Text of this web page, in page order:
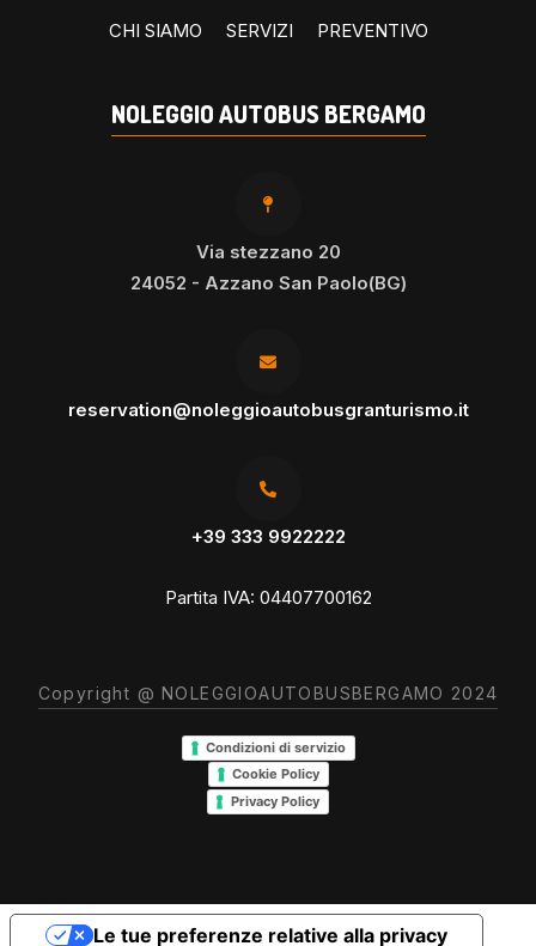
CHI SIAMO SERVIZI PREVENTIVO
NOLEGGIO AUTOBUS BERGAMO
Via stezzano 20
24052 - Azzano San Paolo(BG)
reservation@noleggioautobusgranturismo.it
+39 333 9922222
Partita IVA: 04407700162
Copyright @ NOLEGGIOAUTOBUSBERGAMO 2024
Condizioni di servizio
Cookie Policy
Privacy Policy
Le tue preferenze relative alla privacy